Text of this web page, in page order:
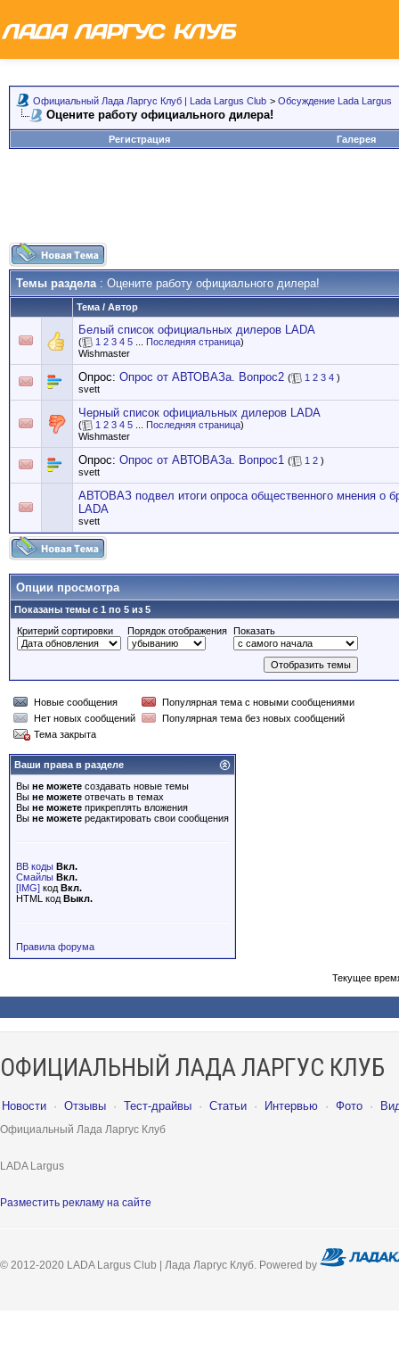
Официальный Лада Ларгус Клуб | Lada Largus Club > Обсуждение Lada Largus
Оцените работу официального дилера!
Регистрация Галерея
Темы раздела: Оцените работу официального дилера!
Тема / Автор
Белый список официальных дилеров LADA
( 1 2 3 4 5 Последняя страница)
Wishmaster
Опрос: Опрос от АВТОВАЗа. Вопрос2 ( 1 2 3 4 )
svett
Черный список официальных дилеров LADA
( 1 2 3 4 5 Последняя страница)
Wishmaster
Опрос: Опрос от АВТОВАЗа. Вопрос1 ( 1 2 )
svett
АВТОВАЗ подвел итоги опроса общественного мнения о
LADA
svett
Опции просмотра
Показаны темы с 1 по 5 из 5
Критерий сортировки
Порядок отображения Показать
Новые сообщения
Популярная тема с новыми сообщениями
Нет новых сообщений
Популярная тема без новых сообщений
Тема закрыта
Ваши права в разделе
Вы не можете создавать новые темы
Вы не можете отвечать в темах
Вы не можете прикреплять вложения
Вы не можете редактировать свои сообщения
BB коды Вкл.
Смайлы Вкл.
[IMG] код Вкл.
HTML код Выкл.
Правила форума
Текущее
ОФИЦИАЛЬНЫЙ ЛАДА ЛАРГУС КЛУБ
Новости · Отзывы · Тест-драйвы · Статьи · Интервью · Фото ·
Официальный Лада Ларгус Клуб
LADA Largus
Разместить рекламу на сайте
© 2012-2020 LADA Largus Club | Лада Ларгус Клуб. Powered by